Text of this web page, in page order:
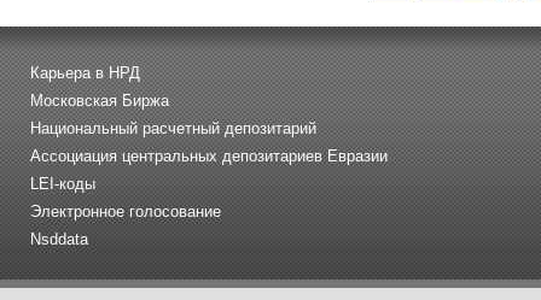
Карьера в НРД
Московская Биржа
Национальный расчетный депозитарий
Ассоциация центральных депозитариев Евразии
LEI-коды
Электронное голосование
Nsddata